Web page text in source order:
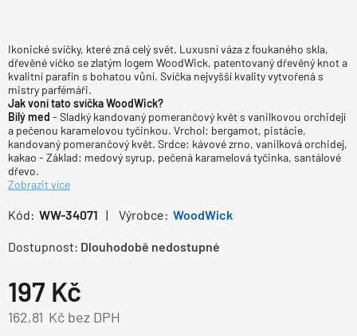
Ikonické svíčky, které zná celý svět. Luxusní váza z foukaného skla,
dřevěné víčko se zlatým logem WoodWick, patentovaný dřevěný knot a
kvalitní parafín s bohatou vůní. Svíčka nejvyšší kvality vytvořená s
mistry parfémáři.
Jak voní tato svíčka WoodWick?
Bílý med - Sladký kandovaný pomerančový květ s vanilkovou orchidejí
a pečenou karamelovou tyčinkou. Vrchol: bergamot, pistácie,
kandovaný pomerančový květ. Srdce: kávové zrno, vanilková orchidej,
kakao - Základ: medový syrup, pečená karamelová tyčinka, santálové
dřevo.
Zobrazit více
Kód: WW-34071 Výrobce: WoodWick
Dostupnost: Dlouhodobě nedostupné
197 Kč
Kč bez DPH
162,81